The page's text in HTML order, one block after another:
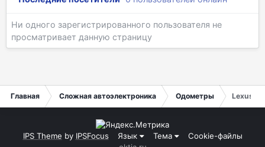
Ни одного зарегистрированного пользователя не
просматривает данную страницу
Главная Сложная автоэлектроника Одометры Lexus
IPS Theme by IPSFocus Язык Тема
Cookie-файлы